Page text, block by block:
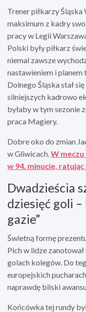
Trener piłkarzy
maksimum z kadry
pracy w Legii
Polski były piłkarz
niemal zawsze
nastawieniem i
Dolnego Śląska stał
silniejszych kadrowo
byłaby w tym sezonie
praca Magiery.
Dobre oko do zmian
w Gliwicach.W
w 94. minucie,
Dwadzieścia
dziesięć goli –
gazie”
Świetną formę
Pich w lidze
golach kolegów. Do
europejskich
naprawdę bliski
Końcówka tej rundy